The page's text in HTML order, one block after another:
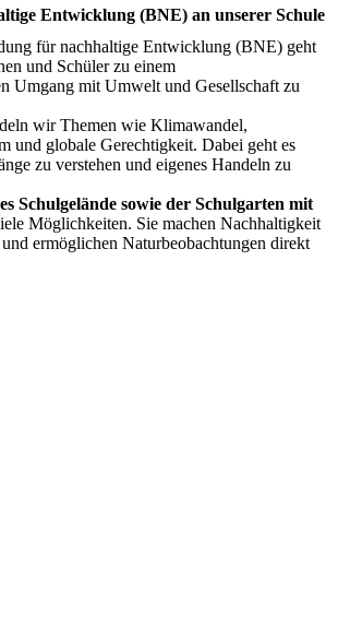
Entwicklung (BNE) an unserer Schule
für nachhaltige Entwicklung (BNE) geht
und Schüler zu einem
Umgang mit Umwelt und Gesellschaft zu
wir Themen wie Klimawandel,
und globale Gerechtigkeit. Dabei geht es
zu verstehen und eigenes Handeln zu
Schulgelände sowie der Schulgarten mit
Möglichkeiten. Sie machen Nachhaltigkeit
ermöglichen Naturbeobachtungen direkt